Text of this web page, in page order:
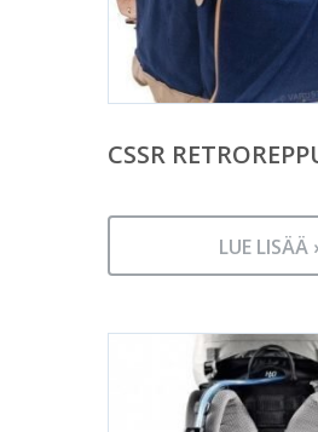
CSSR
LUE LISÄÄ